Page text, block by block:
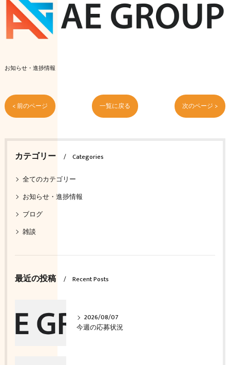
お知らせ・進捗情報
< 前のページ 一覧に戻る 次のページ >
カテゴリー Categories
全てのカテゴリー
お知らせ・進捗情報
ブログ
雑談
最近の投稿 Recent Posts
2026/08/07
今週の応募状況